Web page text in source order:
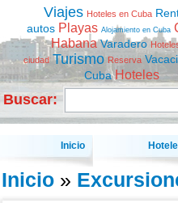
Viajes Hoteles en Cuba
autos Playas Alojamiento en Cuba
Habana Varadero
ciudad Turismo Reserva
Cuba Hoteles
Buscar:
Inicio
Inicio»